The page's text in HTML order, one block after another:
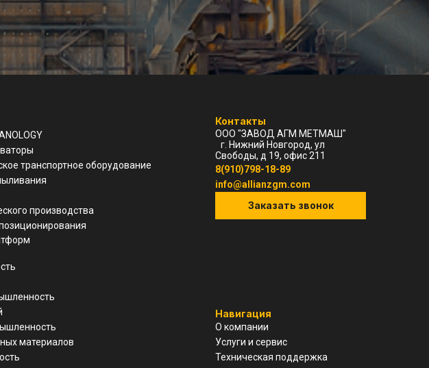
Контакты
ООО "ЗАВОД АГМ МЕТМАШ"
г. Нижний Новгород, ул
Свободы, д 19, офис 211
8(910)798-18-89
info@allianzgm.com
Заказать звонок
Навигация
О компании
Услуги и сервис
Техническая поддержка
транспортное оборудование
производства
материалов